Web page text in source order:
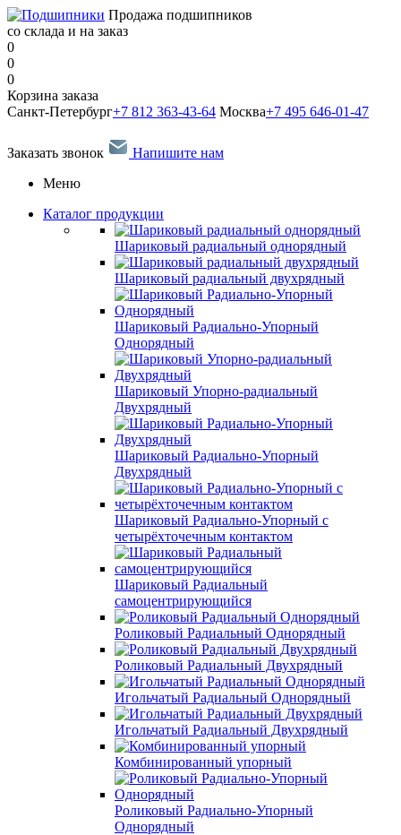
Продажа подшипников
со склада и на заказ
0
0
0
Корзина заказа
Санкт-Петербург+7 812 363-43-64 Москва+7 495 646-01-47
Заказать звонок
Напишите нам
Меню
Каталог продукции
Шариковый радиальный однорядный
Шариковый радиальный двухрядный
Шариковый Радиально-Упорный
Однорядный
Шариковый Упорно-радиальный
Двухрядный
Шариковый Радиально-Упорный
Двухрядный
Шариковый Радиально-Упорный с
четырёхточечным контактом
Шариковый Радиальный
самоцентрирующийся
Роликовый Радиальный Однорядный
Роликовый Радиальный Двухрядный
Игольчатый Радиальный Однорядный
Игольчатый Радиальный Двухрядный
Комбинированный упорный
Роликовый Радиально-Упорный
Однорядный